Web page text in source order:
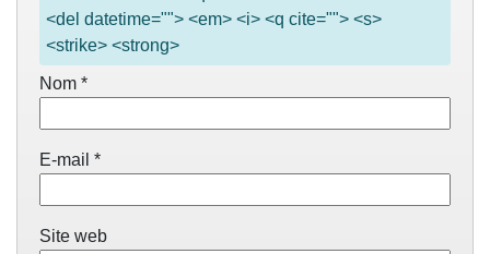
<del datetime=""> <em> <i> <q cite=""> <s>
<strike> <strong>
Nom *
E-mail *
Site web